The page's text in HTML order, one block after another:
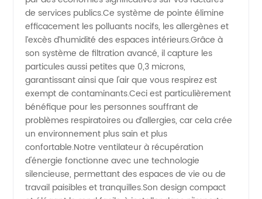
de
Chine :
approvisionnement
OEM de
haute
qualité
de services publics.Ce système de pointe élimine
efficacement les polluants nocifs, les allergènes et
l’excès d’humidité des espaces intérieurs.Grâce à
son système de filtration avancé, il capture les
particules aussi petites que 0,3 microns,
garantissant ainsi que l'air que vous respirez est
exempt de contaminants.Ceci est particulièrement
bénéfique pour les personnes souffrant de
problèmes respiratoires ou d’allergies, car cela crée
un environnement plus sain et plus
confortable.Notre ventilateur à récupération
d'énergie fonctionne avec une technologie
silencieuse, permettant des espaces de vie ou de
travail paisibles et tranquilles.Son design compact